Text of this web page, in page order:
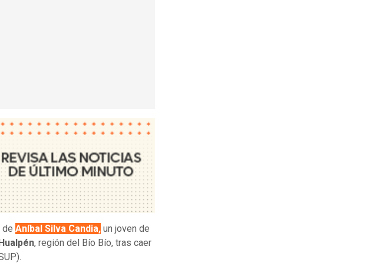
de Aníbal Silva Candia, un joven de
, región del Bío Bío, tras caer